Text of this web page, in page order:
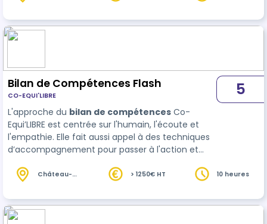
Bilan de Compétences Flash
CO-EQUI'LIBRE
L'approche du bilan de compétences Co-
Equi’LIBRE est centrée sur l'humain, l'écoute et
l'empathie. Elle fait aussi appel à des techniques
d’accompagnement pour passer à l'action et
5
Château-
> 1250€ HT 10 heures